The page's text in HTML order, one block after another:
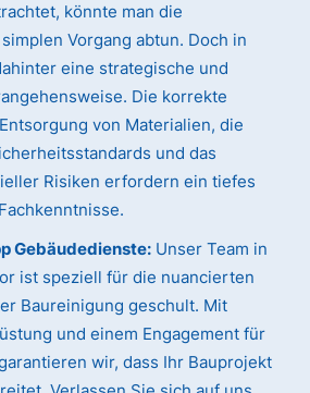
könnte man die
Vorgang abtun. Doch in
eine strategische und
Die korrekte
von Materialien, die
und das
Risiken erfordern ein tiefes
Gebäudedienste: Unser Team in
ist speziell für die nuancierten
Baureinigung geschult. Mit
und einem Engagement für
wir, dass Ihr Bauprojekt